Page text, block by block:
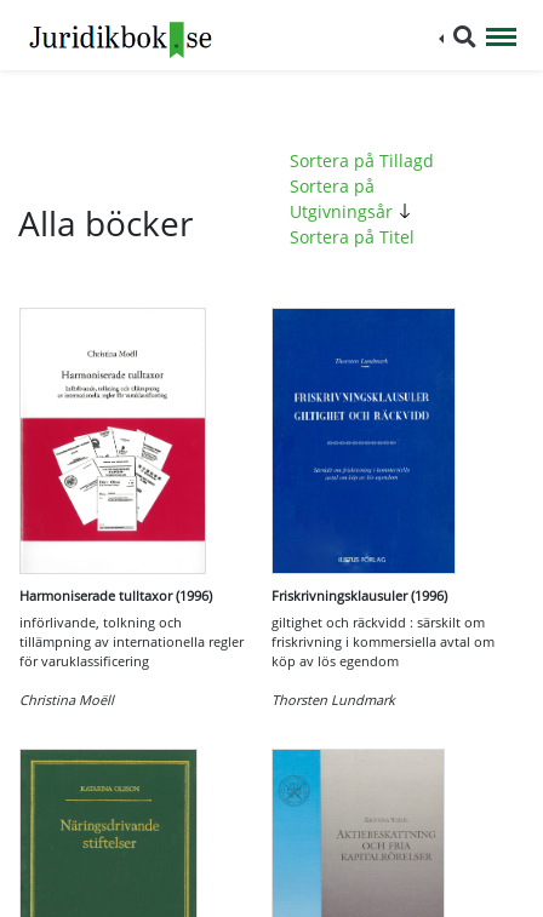
Alla böcker
Sortera på Tillagd
Sortera på
Utgivningsår
Sortera på Titel
Harmoniserade tulltaxor (1996)
införlivande, tolkning och
tillämpning av internationella regler
för varuklassificering
Christina Moëll
Friskrivningsklausuler (1996)
giltighet och räckvidd : särskilt om
friskrivning i kommersiella avtal om
köp av lös egendom
Thorsten Lundmark